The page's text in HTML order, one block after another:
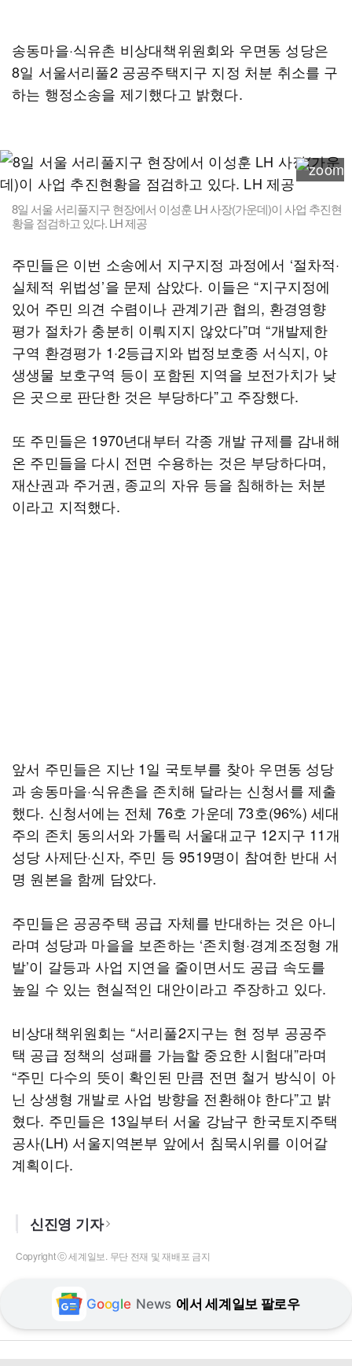
송동마을·식유촌 비상대책위원회와 우면동 성당은
8일 서울서리풀2 공공주택지구 지정 처분 취소를 구
하는 행정소송을 제기했다고 밝혔다.
8일 서울 서리풀지구 현장에서 이성훈 LH 사장(가운데)이 사업 추진현
황을 점검하고 있다. LH 제공
주민들은 이번 소송에서 지구지정 과정에서 ‘절차적·
실체적 위법성’을 문제 삼았다. 이들은 “지구지정에
있어 주민 의견 수렴이나 관계기관 협의, 환경영향
평가 절차가 충분히 이뤄지지 않았다”며 “개발제한
구역 환경평가 1·2등급지와 법정보호종 서식지, 야
생생물 보호구역 등이 포함된 지역을 보전가치가 낮
은 곳으로 판단한 것은 부당하다”고 주장했다.
또 주민들은 1970년대부터 각종 개발 규제를 감내해
온 주민들을 다시 전면 수용하는 것은 부당하다며,
재산권과 주거권, 종교의 자유 등을 침해하는 처분
이라고 지적했다.
앞서 주민들은 지난 1일 국토부를 찾아 우면동 성당
과 송동마을·식유촌을 존치해 달라는 신청서를 제출
했다. 신청서에는 전체 76호 가운데 73호(96%) 세대
주의 존치 동의서와 가톨릭 서울대교구 12지구 11개
성당 사제단·신자, 주민 등 9519명이 참여한 반대 서
명 원본을 함께 담았다.
주민들은 공공주택 공급 자체를 반대하는 것은 아니
라며 성당과 마을을 보존하는 ‘존치형·경계조정형 개
발’이 갈등과 사업 지연을 줄이면서도 공급 속도를
높일 수 있는 현실적인 대안이라고 주장하고 있다.
비상대책위원회는 “서리풀2지구는 현 정부 공공주
택 공급 정책의 성패를 가늠할 중요한 시험대”라며
“주민 다수의 뜻이 확인된 만큼 전면 철거 방식이 아
닌 상생형 개발로 사업 방향을 전환해야 한다”고 밝
혔다. 주민들은 13일부터 서울 강남구 한국토지주택
공사(LH) 서울지역본부 앞에서 침묵시위를 이어갈
계획이다.
신진영 기자
Copyright ⓒ 세계일보. 무단 전재 및 재배포 금지
Google News 에서 세계일보 팔로우